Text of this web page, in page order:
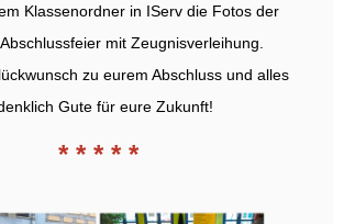
Klassenordner in IServ die Fotos der
mit Zeugnisverleihung.
zu eurem Abschluss und alles
Gute für eure Zukunft!
* * * * *